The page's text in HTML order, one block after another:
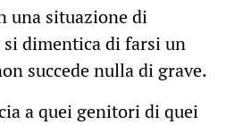
una situazione di
dimentica di farsi un
succede nulla di grave.
a quei genitori di quei